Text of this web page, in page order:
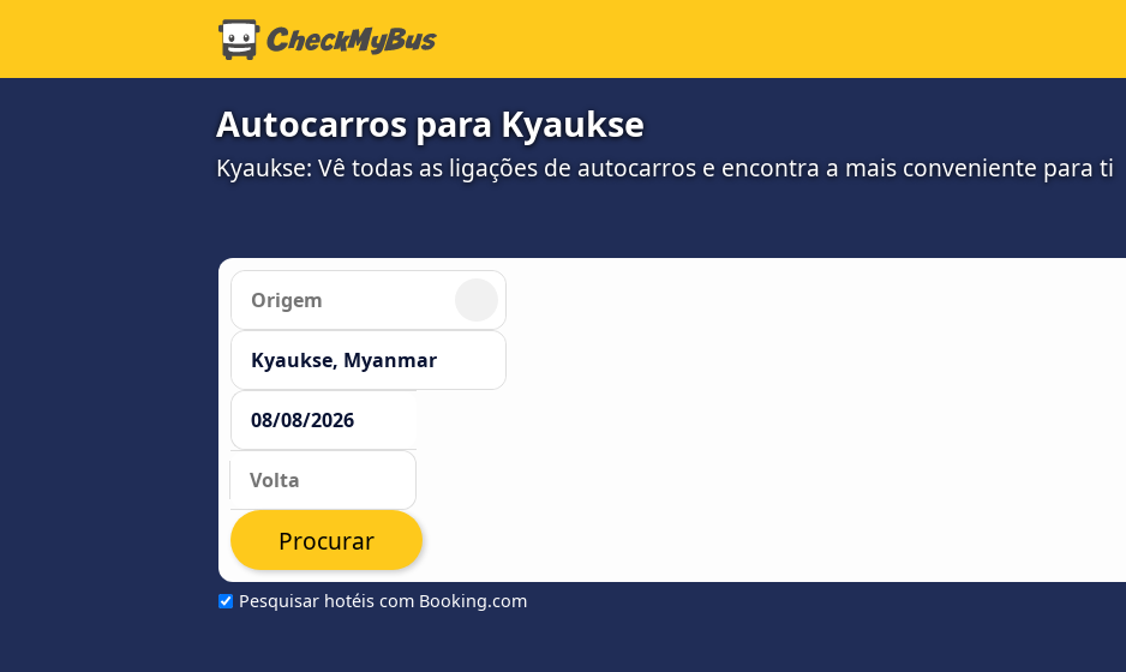
Autocarros para Kyaukse
Kyaukse: Vê todas as ligações de autocarros e encontra a mais conveniente para ti
Pesquisar hotéis com Booking.com
Procurar